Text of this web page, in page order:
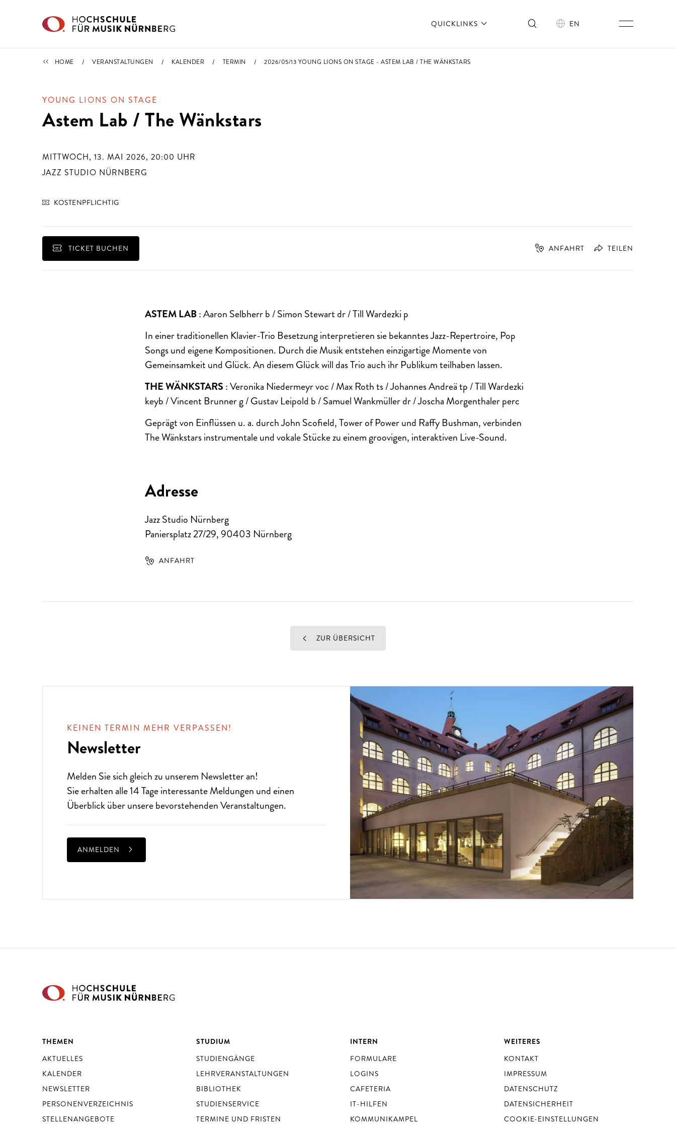
QUICKLINKS EN
TERMINE
HOME VERANSTALTUNGEN KALENDER TERMIN 2026/05/13 YOUNG LIONS ON STAGE - ASTEM LAB / THE WÄNKSTARS
YOUNG LIONS ON STAGE
Astem Lab / The Wänkstars
MITTWOCH, 13. MAI 2026, 20:00 UHR
JAZZ STUDIO NÜRNBERG
KOSTENPFLICHTIG
TICKET BUCHEN ANFAHRT TEILEN
ASTEM LAB: Aaron Selbherr b / Simon Stewart dr / Till Wardezki p
In einer traditionellen Klavier-Trio Besetzung interpretieren sie bekanntes Jazz-Repertroire, Pop
Songs und eigene Kompositionen. Durch die Musik entstehen einzigartige Momente von
Gemeinsamkeit und Glück. An diesem Glück will das Trio auch ihr Publikum teilhaben lassen.
THE WÄNKSTARS : Veronika Niedermeyr voc / Max Roth ts / Johannes Andreä tp / Till Wardezki
keyb / Vincent Brunner g / Gustav Leipold b / Samuel Wankmüller dr / Joscha Morgenthaler perc
Geprägt von Einflüssen u. a. durch John Scofield, Tower of Power und Raffy Bushman, verbinden
The Wänkstars instrumentale und vokale Stücke zu einem groovigen, interaktiven Live-Sound.
Adresse
Jazz Studio Nürnberg
Paniersplatz 27/29,90403 Nürnberg
ANFAHRT
ZUR ÜBERSICHT
KEINEN TERMIN MEHR VERPASSEN!
Newsletter
Melden Sie sich gleich zu unserem Newsletteran!
Sie erhalten alle 14 Tage interessante Meldungen und einen
Überblick über unsere bevorstehenden Veranstaltungen.
ANMELDEN
THEMEN
AKTUELLES
KALENDER
NEWSLETTER
PERSONENVERZEICHNIS
STELLENANGEBOTE
STUDIUM
STUDIENGÄNGE
LEHRVERANSTALTUNGEN
BIBLIOTHEK
STUDIENSERVICE
TERMINE UND FRISTEN
INTERN
FORMULARE
LOGINS
CAFETERIA
IT-HILFEN
KOMMUNIKAMPEL
WEITERES
KONTAKT
IMPRESSUM
DATENSCHUTZ
DATENSICHERHEIT
COOKIE-EINSTELLUNGEN